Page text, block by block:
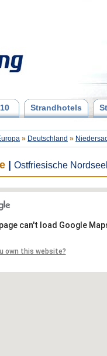
Strandhotels
» Deutschland »
Ostfriesische
can't load Google
own this website?